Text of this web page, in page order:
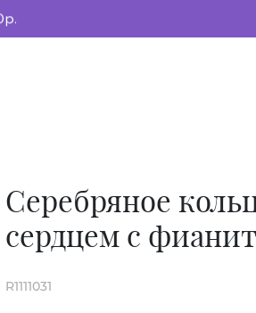
Серебряное
сердцем с
R1111031